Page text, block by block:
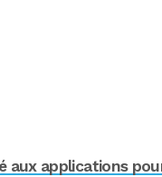
aux applications